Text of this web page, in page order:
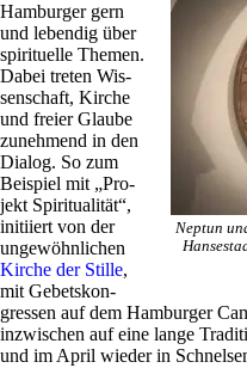
Neptun
Ham­burger gern
und lebendig über
spi­ri­tu­elle Themen.
Dabei treten Wis­
sen­schaft, Kirche
und freier Glaube
zuneh­mend in den
Dialog. So zum
Bei­spiel mit „Pro­
jekt Spi­ri­tua­lität“,
initi­iert von der
unge­wöhn­li­chen
Kirche der Stille,
mit Gebets­kon­
gressen auf dem Ham­burger
inzwi­schen auf eine lange
und im April wieder in